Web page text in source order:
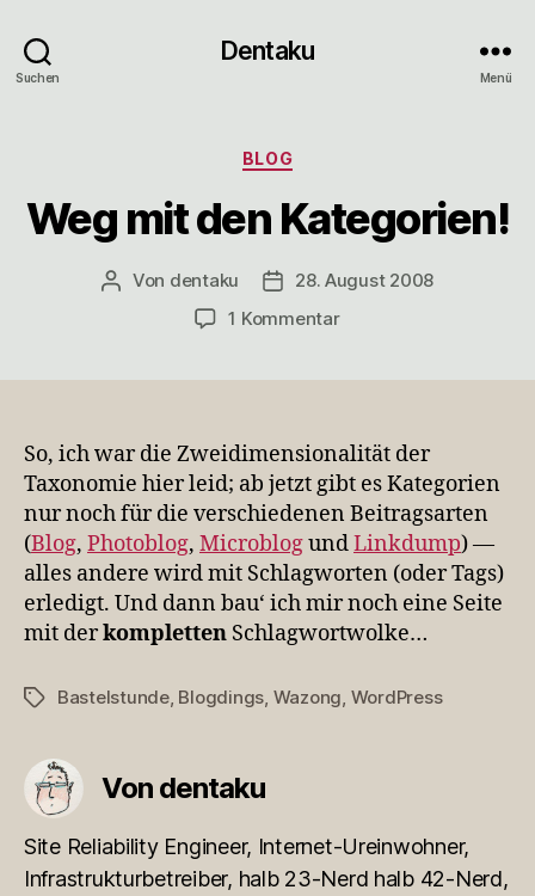
Suchen
Dentaku
Menü
Kategorien
BLOG
Weg mit den Kategorien!
Beitragsautor
Von dentaku Veröffentlichungsdatum
28. August 2008
1 Kommentarzu
So, ich war die Zweidimensionalität der
Taxonomie hier leid; ab jetzt gibt es Kategorien
nur noch für die verschiedenen Beitragsarten
(Blog, Photoblog, MicroblogundLinkdump) —
alles andere wird mit Schlagworten (oder Tags)
erledigt. Und dann bau‘ ich mir noch eine Seite
mit derkompletten Schlagwortwolke…
Schlagwörter
Bastelstunde, Blogdings Wazong WordPress
Von dentaku
Site Reliability Engineer, Internet-Ureinwohner,
Infrastrukturbetreiber, halb 23-Nerd halb 42-Nerd,